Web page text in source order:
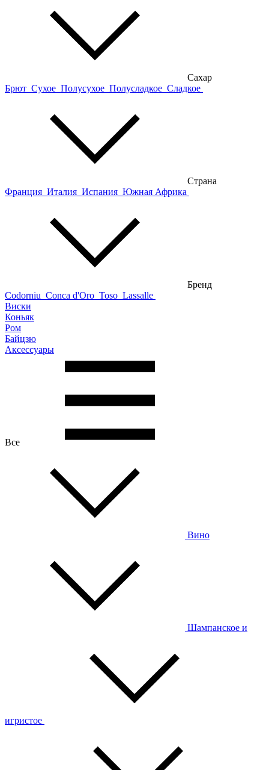
Сахар
Брют Сухое Полусухое Полусладкое Сладкое
Страна
Франция Италия Испания Южная Африка
Бренд
Codorniu Conca d'Oro Toso Lassalle
Виски
Коньяк
Ром
Байцзю
Аксессуары
Все
Вино
Шампанское и
игристое